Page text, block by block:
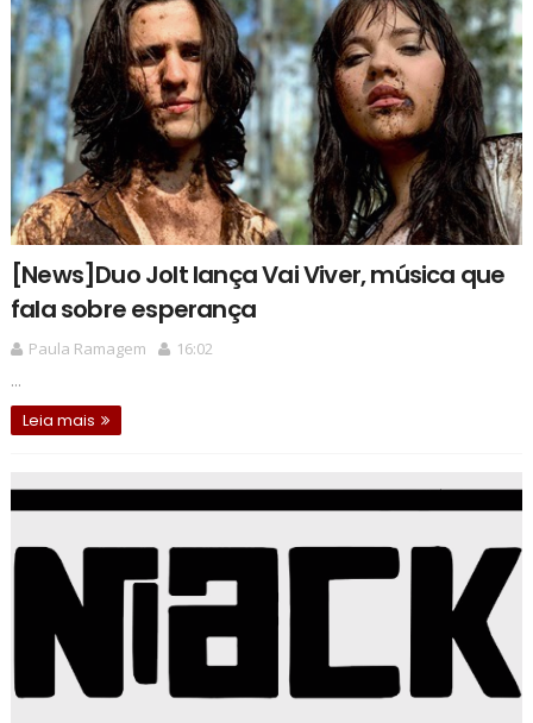
[News]Duo Jolt lança Vai Viver, música que
fala sobre esperança
Paula Ramagem
16:02
...
Leia mais